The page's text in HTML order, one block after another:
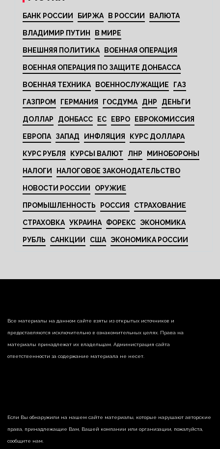
БАНК РОССИИ БИРЖА В РОССИИ ВАЛЮТА
ВЛАДИМИР ПУТИН В МИРЕ
ВНЕШНЯЯ ПОЛИТИКА ВОЕННАЯ ОПЕРАЦИЯ
ВОЕННАЯ ОПЕРАЦИЯ ПО ЗАЩИТЕ ДОНБАССА
ВОЕННАЯ ТЕХНИКА ВОЕННОСЛУЖАЩИЕ ГАЗ
ГАЗПРОМ ГЕРМАНИЯ ГОСДУМА ДНР ДЕНЬГИ
ДОЛЛАР ДОНБАСС ЕС ЕВРО ЕВРОКОМИССИЯ
ЕВРОПА ЗАПАД ИНФЛЯЦИЯ КУРС ДОЛЛАРА
КУРС РУБЛЯ КУРСЫ ВАЛЮТ ЛНР МИНОБОРОНЫ
НАЛОГИ НАЛОГОВОЕ ЗАКОНОДАТЕЛЬСТВО
НОВОСТИ РОССИИ ОРУЖИЕ
ПРОМЫШЛЕННОСТЬ РОССИЯ СТРАХОВАНИЕ
СТРАХОВКА УКРАИНА ФОРЕКС ЭКОНОМИКА
РУБЛЬ САНКЦИИ США ЭКОНОМИКА РОССИИ
Все материалы на данном сайте взяты из открытых источников и
предоставляются исключительно в ознакомительных целях. Права на
материалы принадлежат их владельцам. Администрация сайта
ответственности за содержание материала не несет.
Если Вы обнаружили на нашем сайте материалы, которые нарушают авторские
права, принадлежащие Вам, Вашей компании или организации, пожалуйста,
сообщите нам.